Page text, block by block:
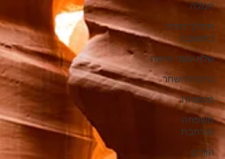
חמלה
תהליך חזרה
בתשובה
שלא עשני אישה
ברכות השחר
משפחה
משפחה
מורחבת
הורים